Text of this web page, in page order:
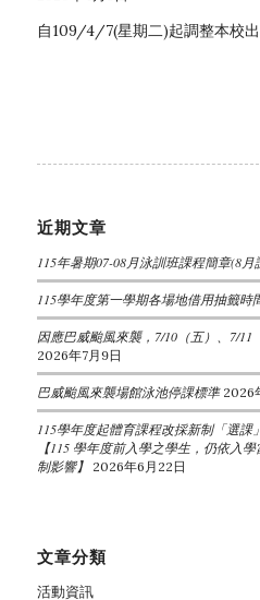
自109/4/7(星期二)起調整本校
近期文章
115年暑期07-08月泳訓班課程簡章(8月
115學年度第一學期各場地借用抽籤時
因應巴威颱風來襲，7/10（五）、7/
2026年7月9日
巴威颱風來襲場館泳池停課標準 2026
115學年度起體育課程改採新制「選課
【115 學年度前入學之學生，仍依入
制影響】 2026年6月22日
文章分類
活動資訊